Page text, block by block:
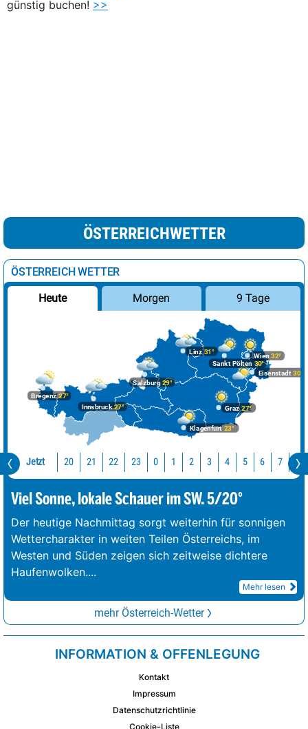
günstig buchen! >>
ÖSTERREICHWETTER
ÖSTERREICH WETTER
Heute Morgen 9 Tage
Bregenz27°
Graz27°
Innsbruck27°
Klagenfurt 23°
Linz31°
Salzburg29°
Wien 32°
Eisenstadt 30°
Sankt Pölten 30°
Jetzt 20 21 22 23 0 1 2 3 4 5 6 7 8
Viel Sonne, lokale Schauer im SW. 5/20°
Der heutige Nachmittag sorgt weiterhin für sonnigen
Wettercharakter in weiten Teilen Österreichs, im
Westen und Süden zeigen sich zeitweise dichtere
Haufenwolken....
Mehr lesen
mehr Österreich-Wetter
INFORMATION & OFFENLEGUNG
Kontakt
Impressum
Datenschutzrichtlinie
Cookie-Liste